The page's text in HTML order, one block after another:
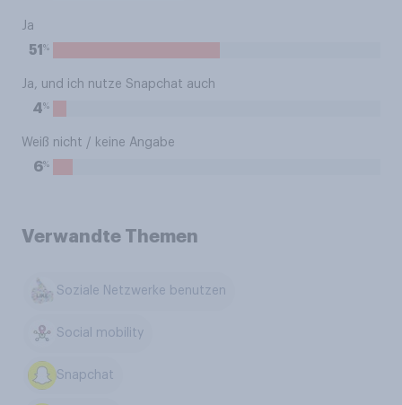
Ja
51 %
Ja, und ich nutze Snapchat auch
4%
Weiß nicht / keine Angabe
6%
Verwandte Themen
Soziale Netzwerke benutzen
Social mobility
Snapchat